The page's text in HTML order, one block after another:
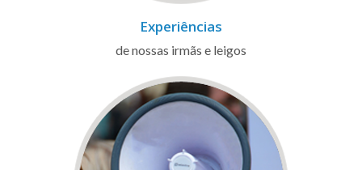
Experiências
de nossas irmãs e leigos